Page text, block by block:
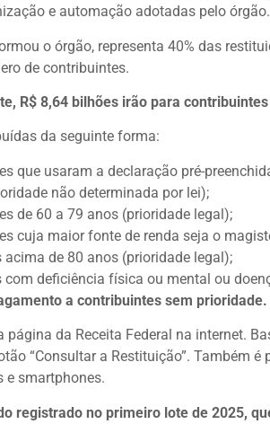
e automação adotadas pelo órgão.
o órgão, representa 40% das
de contribuintes.
R$ 8,64 bilhões irão para
da seguinte forma:
que usaram a declaração pré-
não determinada por lei);
de 60 a 79 anos (prioridade legal);
cuja maior fonte de renda seja o
de 80 anos (prioridade legal);
deficiência física ou mental ou
a contribuintes sem prioridade.
da Receita Federal na internet.
“Consultar a Restituição”. Também
e smartphones.
registrado no primeiro lote de 2025,